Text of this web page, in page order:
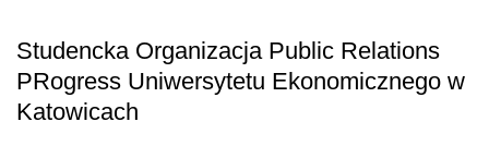
Studencka Organizacja Public Relations
PRogress Uniwersytetu Ekonomicznego w
Katowicach